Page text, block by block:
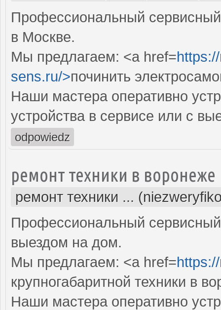
Профессиональный
в Москве.
Мы предлагаем: <a href=
sens.ru/>починить
Наши мастера оперативно
устройства в сервисе или с
odpowiedz
ремонт техники в воронеже
ремонт техники ...
Профессиональный
выездом на дом.
Мы предлагаем: <a href=
крупногабаритной техники в
Наши мастера оперативно